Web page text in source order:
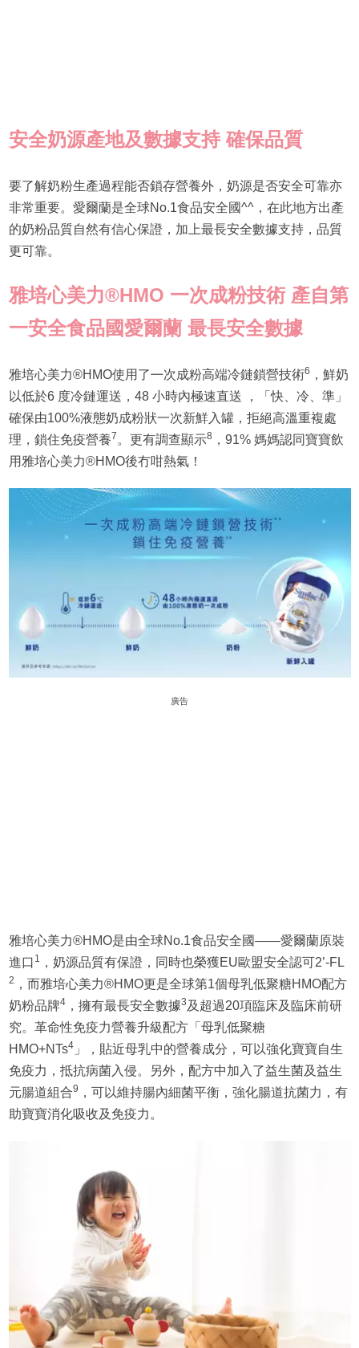
安全奶源產地及數據支持 確保品質
要了解奶粉生產過程能否鎖存營養外，奶源是否安全可靠亦
非常重要。愛爾蘭是全球No.1食品安全國^^，在此地方出產
的奶粉品質自然有信心保證，加上最長安全數據支持，品質
更可靠。
雅培心美力®HMO 一次成粉技術 產自第
一安全食品國愛爾蘭 最長安全數據
雅培心美力®HMO使用了㇐次成粉高端冷鏈鎖營技術6 ，鮮奶
以低於6 度冷鏈運送，48 小時內極速直送 ，「快、冷、準」
確保由100%液態奶成粉狀一次新鮮入罐，拒絕高溫重複處
理，鎖住免疫營養7 。更有調查顯示8 ，91% 媽媽認同寶寶飲
用雅培心美力®️HMO後冇咁熱氣！
廣告
雅培心美力®HMO是由全球No.1食品安全國——愛爾蘭原裝
進口 1 ，奶源品質有保證，同時也榮獲EU歐盟安全認可2’-FL
2 ，而雅培心美力®HMO更是全球第1個母乳低聚糖HMO配方
奶粉品牌4，擁有最長安全數據3 及超過20項臨床及臨床前研
究。革命性免疫力營養升級配方「母乳低聚糖
HMO+NTs4」，貼近母乳中的營養成分，可以強化寶寶自生
免疫力，抵抗病菌入侵。另外，配方中加入了益生菌及益生
元腸道組合9 ，可以維持腸內細菌平衡，強化腸道抗菌力，有
助寶寶消化吸收及免疫力。